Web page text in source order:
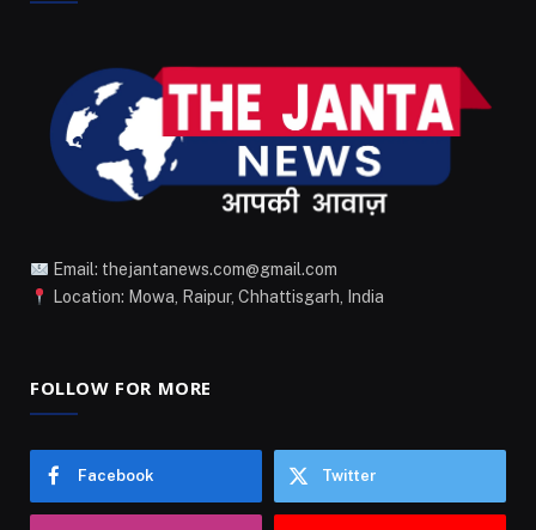
Email: thejantanews.com@gmail.com
Location: Mowa, Raipur, Chhattisgarh, India
FOLLOW FOR MORE
Facebook Twitter